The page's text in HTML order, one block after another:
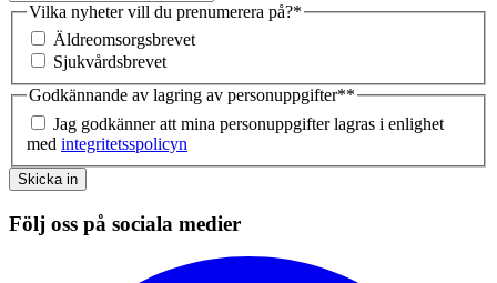
Vilka nyheter vill du prenumerera på?*
Äldreomsorgsbrevet
Sjukvårdsbrevet
Godkännande av lagring av personuppgifter**
Jag godkänner att mina personuppgifter lagras i enlighet
med integritetsspolicyn
Skicka in
Följ oss på sociala medier